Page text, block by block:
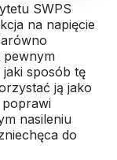
SWPS
na napięcie
pewnym
jaki sposób tę
ją jako
poprawi
nasileniu
do